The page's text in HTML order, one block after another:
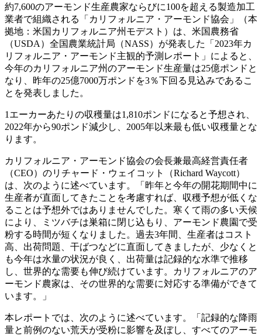
約7,600のアーモンド生産農家ならびに100を超える製造加工
業者で組織される「カリフォルニア・アーモンド協会」（本
拠地：米国カリフォルニア州モデスト）は、米国農務省
（USDA）全国農業統計局（NASS）が発表した「2023年カ
リフォルニア・アーモンド主観的予測レポート」によると、
今年のカリフォルニア州のアーモンド生産量は25億ポンドと
なり、昨年の25億7000万ポンドを3％下回る見込みであるこ
とを発表しました。
1エーカーあたりの収穫量は1,810ポンドになると予想され、
2022年から90ポンド減少し、2005年以来最も低い収穫量とな
ります。
カリフォルニア・アーモンド協会の会長兼最高経営責任者
（CEO）のリチャード・ウェイコット（Richard Waycott）
は、次のように述べています。「昨年と今年の開花期間中に
生産者が直面してきたことを考慮すれば、収穫予想が低くな
ることは予想外ではありませんでした。寒くて雨の多い天候
により、ミツバチは巣箱に閉じ込もり、アーモンド農園で受
粉する時間が短くなりました。過去3年間、生産者はコスト
高、出荷問題、干ばつなどに直面してきましたが、少なくと
も今年は水量の状況が良く、出荷量は記録的な水準で推移
し、世界的な需要も伸び続けています。カリフォルニアのア
ーモンド農家は、その世界的な需要に対応する準備ができて
います。」
本レポートでは、次のように述べています。「記録的な降雨
量と前例のない荒天が受粉に影響を及ぼし、すべてのアーモ